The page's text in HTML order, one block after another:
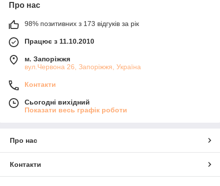
Про нас
98% позитивних з 173 відгуків за рік
Працює з 11.10.2010
м. Запоріжжя
вул.Червона 26, Запоріжжя, Україна
Контакти
Сьогодні вихідний
Показати весь графік роботи
Про нас
Контакти